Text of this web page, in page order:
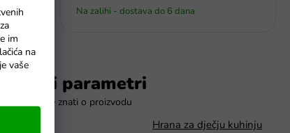
im
na
vaše
Na zalihi - dostava do 6 dana
Dodatni parametri
Hrana za dječju kuhinju